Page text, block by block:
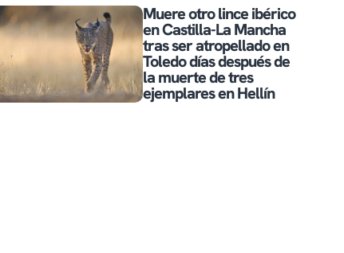
Muere otro lince ibérico
en Castilla-La Mancha
tras ser atropellado en
Toledo días después de
la muerte de tres
ejemplares en Hellín